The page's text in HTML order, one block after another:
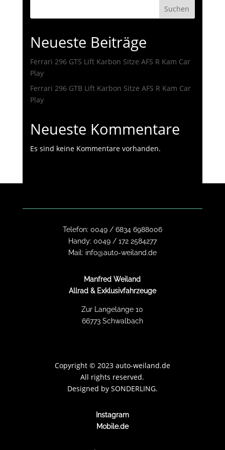
Suchen
Neueste Beiträge
Ferrari 296 GTS Lift Karbon Sitze AFS R Kam Car
Play
Ferrari 296 GTB Lift Karbon Sitze AFS R Kam Car
Play
Neueste Kommentare
Es sind keine Kommentare vorhanden.
Telefon: 0049 / 6834 6988006
Handy: 0049 / 172 2584277
Mail: info@auto-weiland.de
Manfred Weiland
Allrad & Exklusivfahrzeuge
Zur Langelänge 10
66773 Schwalbach
Copyright © 2023 auto-weiland.de
All rights reserved.
Designed by SONDERLING.
Instagram
Mobile.de